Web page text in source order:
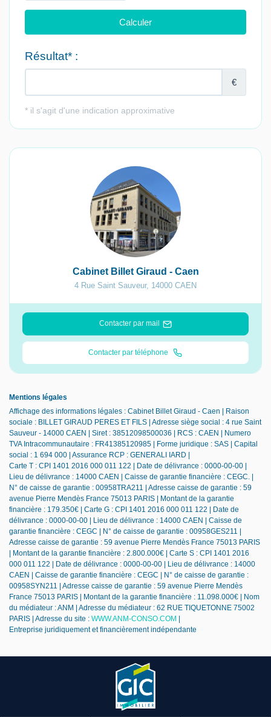
Cabinet Billet Giraud - Caen
4 Rue Saint Sauveur, 14000 CAEN
Contacter par mail
Contacter par téléphone
Mentions légales
Affichage des informations légales : Cabinet Billet Giraud - Caen | Raison
sociale : BILLET GIRAUD PERES ET FILS | Adresse siège social : 4 rue Saint
Sauveur - 14000 CAEN | Siret : 38512098500036 | RCS : CAEN | Numero
TVA Intracommunautaire : FR41385120985 | Forme juridique : SAS | Capital
social : 1 694 000 | Assurance RCP : GENERALI IARD |
Carte T : CPI 1401 2016 000 011 122 | Date de délivrance : 0000-00-00 |
Lieu de délivrance : 14000 CAEN | Caisse de garantie financière : CEGC. |
N° de caisse de garantie : 00958TRA211 | Adresse caisse de garantie : 59
avenue Pierre Mendès France 75013 PARIS | Montant de la garantie
financière : 179.350€ | Carte G : CPI 1401 2016 000 011 122 | Date de
délivrance : 0000-00-00 | Lieu de délivrance : 14000 CAEN | Caisse de
garantie financière : CEGC | N° de caisse de garantie : 00958GES211 |
Adresse caisse de garantie : 59 avenue Pierre Mendès France 75013 PARIS
| Montant de la garantie financière : 2.800.000€ | Carte S : CPI 1401 2016
000 011 122 | Date de délivrance : 0000-00-00 | Lieu de délivrance : 14000
CAEN | Caisse de garantie financière : CEGC | N° de caisse de garantie :
00958SYN211 | Adresse caisse de garantie : 59 avenue Pierre Mendès
France 75013 PARIS | Montant de la garantie financière : 11.098.000€ | Nom
du médiateur : ANM | Adresse du médiateur : 62 RUE TIQUETONNE 75002
PARIS | Adresse du site : WWW.ANM-CONSO.COM
Entreprise juridiquement et financièrement indépendante